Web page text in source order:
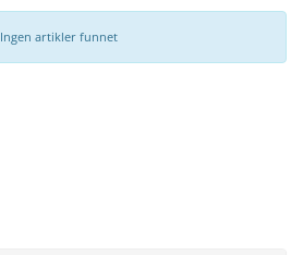
Ingen artikler funnet